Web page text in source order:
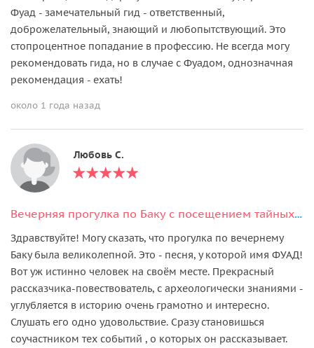
Фуад - замечательный гид - ответственный,
доброжелательный, знающий и любопытствующий. Это
стопроцентное попадание в профессию. Не всегда могу
рекомендовать гида, но в случае с Фуадом, однозначная
рекомендация - ехать!
около 1 года назад
Любовь С.
Вечерняя прогулка по Баку с посещением тайных мест
Здравствуйте! Могу сказать, что прогулка по вечернему
Баку была великолепной. Это - песня, у которой имя ФУАД!
Вот уж истинно человек на своём месте. Прекрасный
рассказчика-повествователь, с археологически знаниями -
углубляется в историю очень грамотно и интересно.
Слушать его одно удовольствие. Сразу становишься
соучастником тех событий , о которых он рассказывает.